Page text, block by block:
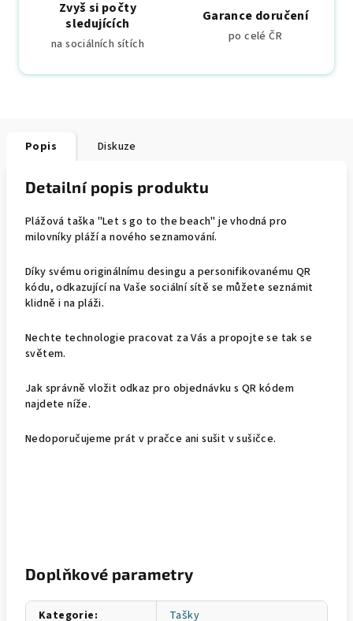
Zvyš si počty
sledujících
na sociálních sítích
Garance doručení
po celé ČR
Popis Diskuze
Detailní popis produktu
Plážová taška "Let s go to the beach" je vhodná pro
milovníky pláží a nového seznamování.
Díky svému originálnímu desingu a personifikovanému QR
kódu, odkazující na Vaše sociální sítě se můžete seznámit
klidně i na pláži.
Nechte technologie pracovat za Vás a propojte se tak se
světem.
Jak správně vložit odkaz pro objednávku s QR kódem
najdete níže.
Nedoporučujeme prát v pračce ani sušit v sušičce.
Doplňkové parametry
Kategorie:
Tašky